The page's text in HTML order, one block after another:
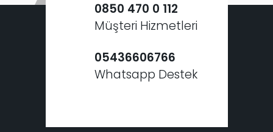
0850 470 0 112
Müşteri Hizmetleri
05436606766
Whatsapp Destek